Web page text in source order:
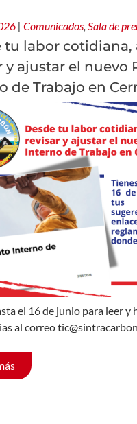
| Comunicados, Sala de
tu labor cotidiana,
y ajustar el nuevo
de Trabajo en
el 16 de junio para leer y
al correo